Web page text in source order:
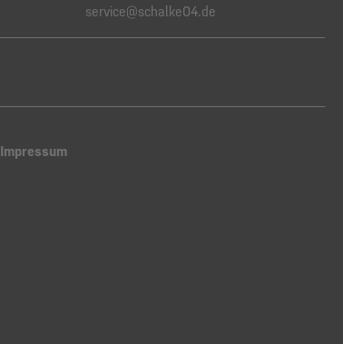
service@schalke04.de
Impressum